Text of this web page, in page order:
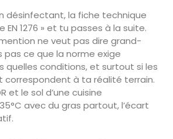
désinfectant, la fiche technique
1276 » et tu passes à la suite.
ne veut pas dire grand-
pas ce que la norme exige
quelles conditions, et surtout si les
correspondent à ta réalité terrain.
et le sol d’une cuisine
avec du gras partout, l’écart